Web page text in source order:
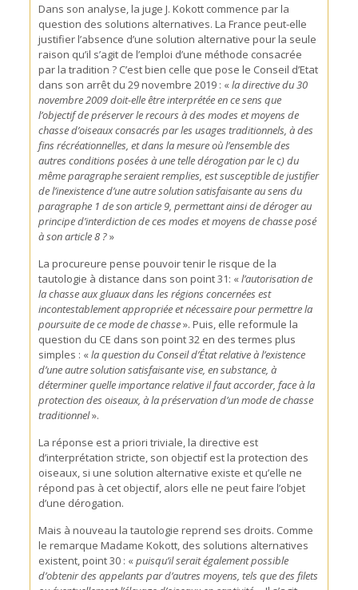
Dans son analyse, la juge J. Kokott commence par la
question des solutions alternatives. La France peut-elle
justifier l’absence d’une solution alternative pour la seule
raison qu’il s’agit de l’emploi d’une méthode consacrée
par la tradition ? C’est bien celle que pose le Conseil d’Etat
dans son arrêt du 29 novembre 2019 : «la directive du 30
novembre 2009 doit-elle être interprétée en ce sens que
l’objectif de préserver le recours à des modes et moyens de
chasse d’oiseaux consacrés par les usages traditionnels, à des
fins récréationnelles, et dans la mesure où l’ensemble des
autres conditions posées à une telle dérogation par le c) du
même paragraphe seraient remplies, est susceptible de justifier
de l’inexistence d’une autre solution satisfaisante au sens du
paragraphe 1 de son article 9, permettant ainsi de déroger au
principe d’interdiction de ces modes et moyens de chasse posé
à son article 8 ?»
La procureure pense pouvoir tenir le risque de la
tautologie à distance dans son point 31: «l’autorisation de
la chasse aux gluaux dans les régions concernées est
incontestablement appropriée et nécessaire pour permettre la
poursuite de ce mode de chasse». Puis, elle reformule la
question du CE dans son point 32 en des termes plus
simples : «la question du Conseil d’État relative à l’existence
d’une autre solution satisfaisante vise, en substance, à
déterminer quelle importance relative il faut accorder, face à la
protection des oiseaux, à la préservation d’un mode de chasse
traditionnel».
La réponse est a priori triviale, la directive est
d’interprétation stricte, son objectif est la protection des
oiseaux, si une solution alternative existe et qu’elle ne
répond pas à cet objectif, alors elle ne peut faire l’objet
d’une dérogation.
Mais à nouveau la tautologie reprend ses droits. Comme
le remarque Madame Kokott, des solutions alternatives
existent, point 30 : «puisqu’il serait également possible
d’obtenir des appelants par d’autres moyens, tels que des filets